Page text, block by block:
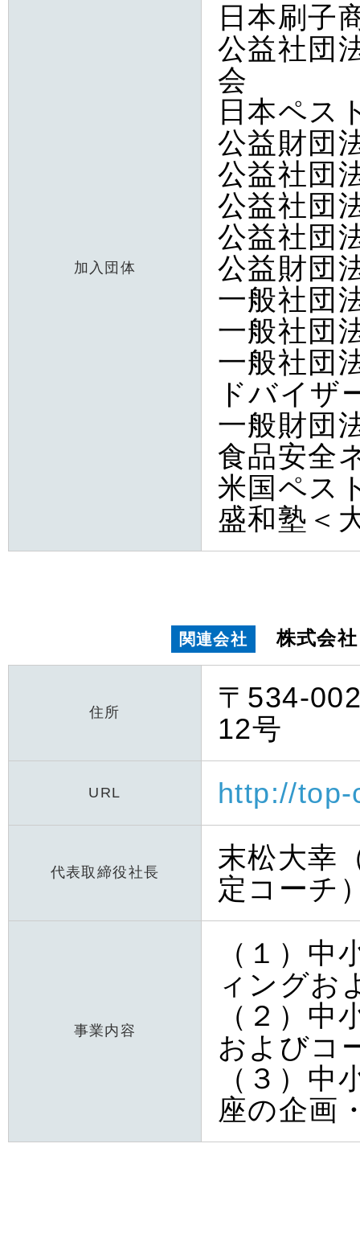
加入団体
日本刷子
公益社団
会
日本ペス
公益財団
公益社団
公益社団
公益社団
公益財団
一般社団
一般社団
一般社団
ドバイザ
一般財団
食品安全
米国ペス
盛和塾＜
関連会社 株式会社
住所
〒534-
12号
URL http://
代表取締役社長
末松大幸
定コーチ
事業内容
（１）
ィングお
（２）
およびコ
（３）
座の企画